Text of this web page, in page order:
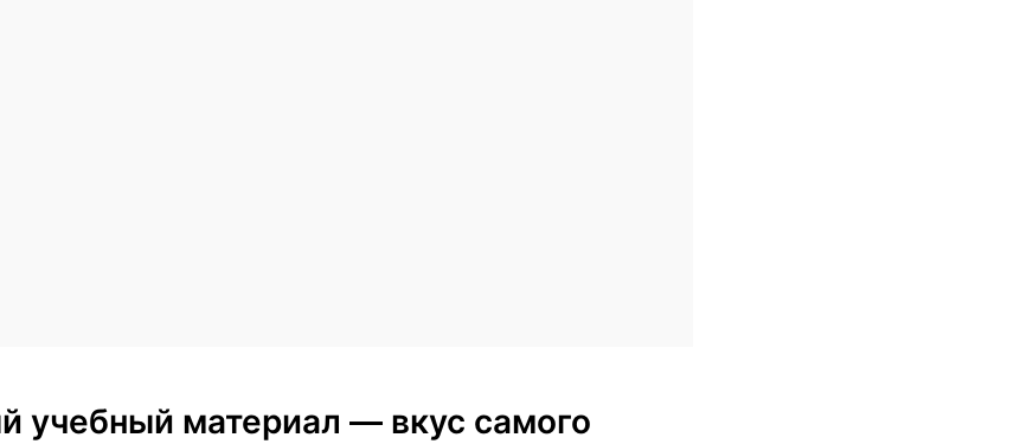
учебный материал — вкус самого